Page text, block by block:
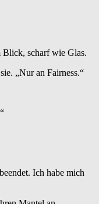
Blick, scharf wie Glas.
„Nur an Fairness.“
Ich habe mich